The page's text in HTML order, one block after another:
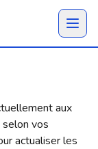
Ouvrir
aux
vos
actualiser les